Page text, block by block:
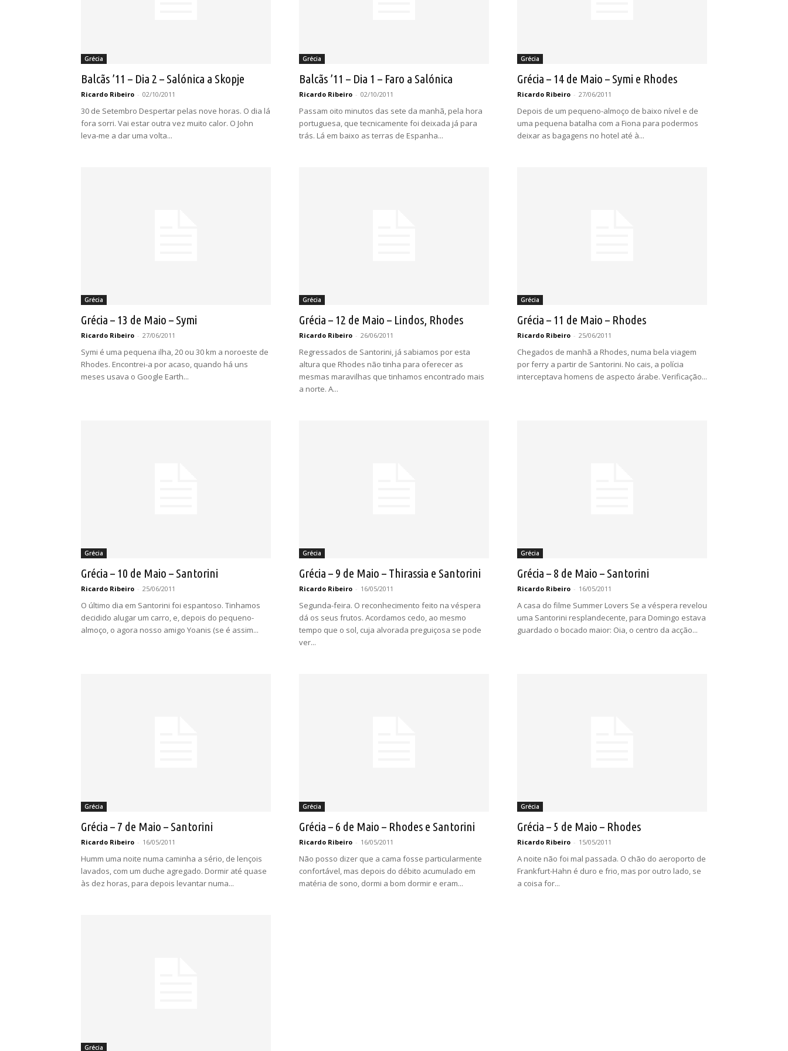
Grécia
Balcãs ’11 – Dia 2 – Salónica a Skopje
Ricardo Ribeiro - 02/10/2011
30 de Setembro Despertar pelas nove horas. O dia lá
fora sorri. Vai estar outra vez muito calor. O John
leva-me a dar uma volta...
Grécia
Balcãs ’11 – Dia 1 – Faro a Salónica
Ricardo Ribeiro - 02/10/2011
Passam oito minutos das sete da manhã, pela hora
portuguesa, que tecnicamente foi deixada já para
trás. Lá em baixo as terras de Espanha...
Grécia
Grécia – 14 de Maio – Symi e Rhodes
Ricardo Ribeiro - 27/06/2011
Depois de um pequeno-almoço de baixo nível e de
uma pequena batalha com a Fiona para podermos
deixar as bagagens no hotel até à...
Grécia
Grécia – 13 de Maio – Symi
Ricardo Ribeiro - 27/06/2011
Symi é uma pequena ilha, 20 ou 30 km a noroeste de
Rhodes. Encontrei-a por acaso, quando há uns
meses usava o Google Earth...
Grécia
Grécia – 12 de Maio – Lindos, Rhodes
Ricardo Ribeiro - 26/06/2011
Regressados de Santorini, já sabiamos por esta
altura que Rhodes não tinha para oferecer as
mesmas maravilhas que tinhamos encontrado mais
a norte. A...
Grécia
Grécia – 11 de Maio – Rhodes
Ricardo Ribeiro - 25/06/2011
Chegados de manhã a Rhodes, numa bela viagem
por ferry a partir de Santorini. No cais, a polícia
interceptava homens de aspecto árabe. Verificação...
Grécia
Grécia – 10 de Maio – Santorini
Ricardo Ribeiro - 25/06/2011
O último dia em Santorini foi espantoso. Tinhamos
decidido alugar um carro, e, depois do pequeno-
almoço, o agora nosso amigo Yoanis (se é assim...
Grécia
Grécia – 9 de Maio – Thirassia e Santorini
Ricardo Ribeiro - 16/05/2011
Segunda-feira. O reconhecimento feito na véspera
dá os seus frutos. Acordamos cedo, ao mesmo
tempo que o sol, cuja alvorada preguiçosa se pode
ver...
Grécia
Grécia – 8 de Maio – Santorini
Ricardo Ribeiro - 16/05/2011
A casa do filme Summer Lovers Se a véspera revelou
uma Santorini resplandecente, para Domingo estava
guardado o bocado maior: Oia, o centro da acção...
Grécia
Grécia – 7 de Maio – Santorini
Ricardo Ribeiro - 16/05/2011
Humm uma noite numa caminha a sério, de lençois
lavados, com um duche agregado. Dormir até quase
às dez horas, para depois levantar numa...
Grécia
Grécia – 6 de Maio – Rhodes e Santorini
Ricardo Ribeiro - 16/05/2011
Não posso dizer que a cama fosse particularmente
confortável, mas depois do débito acumulado em
matéria de sono, dormi a bom dormir e eram...
Grécia
Grécia – 5 de Maio – Rhodes
Ricardo Ribeiro - 15/05/2011
A noite não foi mal passada. O chão do aeroporto de
Frankfurt-Hahn é duro e frio, mas por outro lado, se
a coisa for...
Grécia